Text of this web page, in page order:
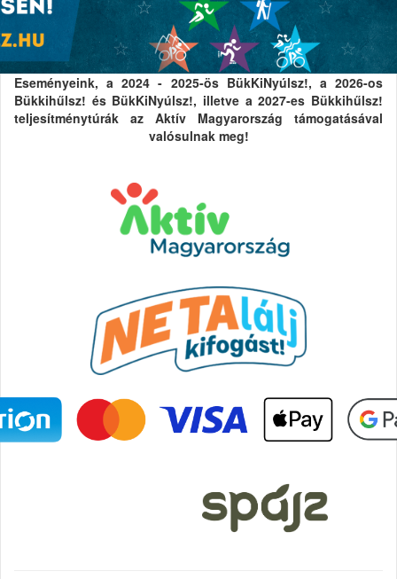
Eseményeink, a 2024 - 2025-ös BükKiNyúlsz!, a 2026-os
Bükkihűlsz! és BükKiNyúlsz!, illetve a 2027-es Bükkihűlsz!
teljesítménytúrák az Aktív Magyarország támogatásával
valósulnak meg!